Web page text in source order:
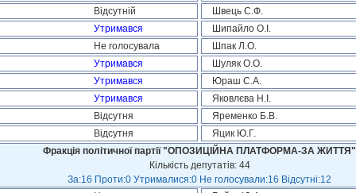
Відсутній Швець С.Ф.
Утримався Шипайло О.І.
Не голосувала Шпак Л.О.
Утримався Шуляк О.О.
Утримався Юраш С.А.
Утримався Яковлєва Н.І.
Відсутня Яременко Б.В.
Відсутня Яцик Ю.Г.
Фракція політичної партії "ОПОЗИЦІЙНА ПЛАТФОРМА-ЗА ЖИТТЯ"
Кількість депутатів: 44
За:16 Проти:0 Утрималися:0 Не голосували:16 Відсутні:12